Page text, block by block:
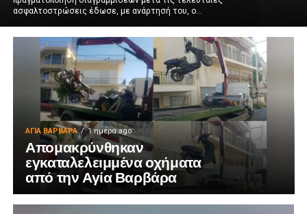
ασφαλτοστρώσεις έδωσε, με ανάρτησή του, ο...
ΑΓΙΑ ΒΑΡΒΑΡΑ 1 ημέρα ago
Απομακρύνθηκαν
εγκαταλελειμμένα οχήματα
από την Αγία Βαρβάρα